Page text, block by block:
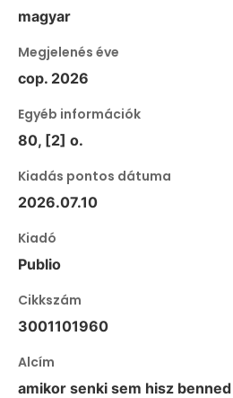
magyar
Megjelenés éve
cop. 2026
Egyéb információk
80, [2] o.
Kiadás pontos dátuma
2026.07.10
Kiadó
Publio
Cikkszám
3001101960
Alcím
amikor senki sem hisz benned